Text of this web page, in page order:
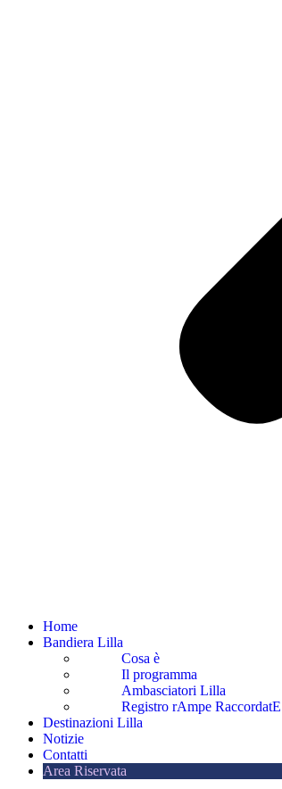
Home
Bandiera Lilla
Cosa è
Il programma
Ambasciatori Lilla
Registro rAmpe RaccordatE
Destinazioni Lilla
Notizie
Contatti
Area Riservata